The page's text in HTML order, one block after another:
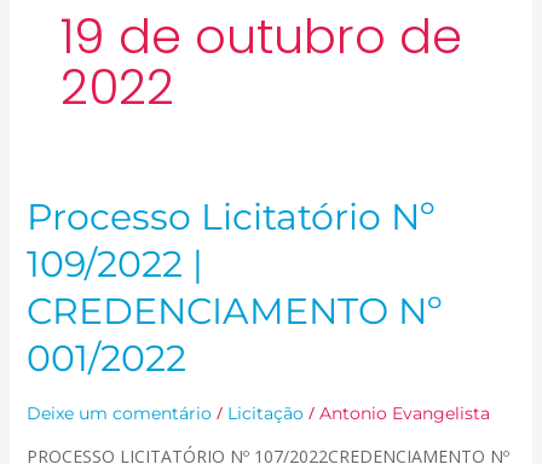
19 de outubro de
2022
Processo Licitatório Nº
109/2022 |
CREDENCIAMENTO Nº
001/2022
Deixe um comentário / Licitação/ Antonio Evangelista
PROCESSO LICITATÓRIO Nº 107/2022CREDENCIAMENTO Nº
Processo
Licitatório
Nº
109/2022
|
CREDENCIAMENTO
001/2022